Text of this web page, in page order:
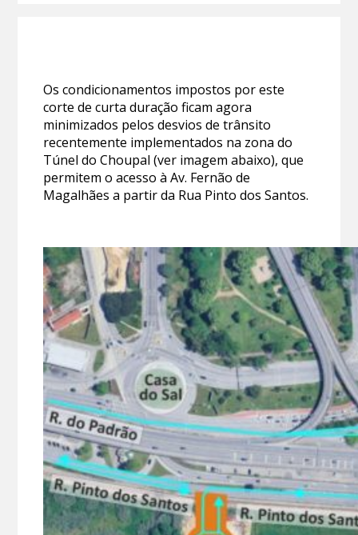
Os condicionamentos impostos por este
corte de curta duração ficam agora
minimizados pelos desvios de trânsito
recentemente implementados na zona do
Túnel do Choupal (ver imagem abaixo), que
permitem o acesso à Av. Fernão de
Magalhães a partir da Rua Pinto dos Santos.